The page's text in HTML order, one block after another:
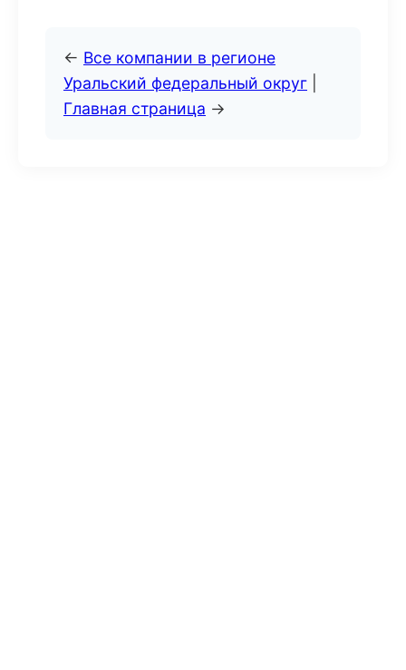
← Все компании в регионе
Уральский федеральный округ
Главная страница →